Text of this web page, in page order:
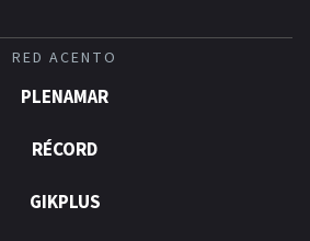
RED ACENTO
PLENAMAR
RÉCORD
GIKPLUS